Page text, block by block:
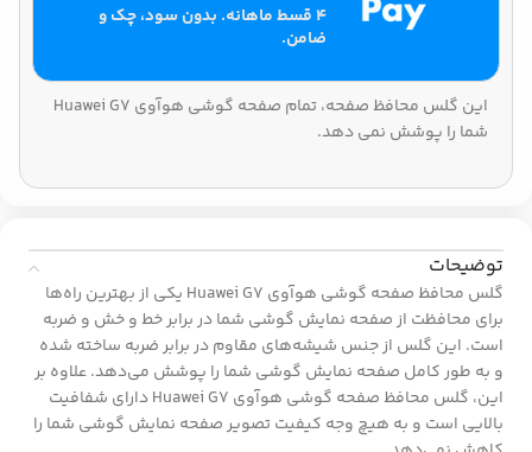
۴ قسط ماهانه. بدون سود، چک و
ضامن.
این گلس محافظ صفحه، تمام صفحه گوشی هوآوی Huawei G7
شما را پوشش نمی دهد.
توضیحات
گلس محافظ صفحه گوشی هوآوی Huawei G7 یکی از بهترین راه‌ها
برای محافظت از صفحه نمایش گوشی شما در برابر خط و خش و ضربه
است. این گلس از جنس شیشه‌های مقاوم در برابر ضربه ساخته شده
و به طور کامل صفحه نمایش گوشی شما را پوشش می‌دهد. علاوه بر
این، گلس محافظ صفحه گوشی هوآوی Huawei G7 دارای شفافیت
بالایی است و به هیچ وجه کیفیت تصویر صفحه نمایش گوشی شما را